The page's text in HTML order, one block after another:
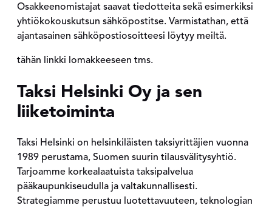
Osakkeenomistajat saavat tiedotteita sekä esimerkiksi
yhtiökokouskutsun sähköpostitse. Varmistathan, että
ajantasainen sähköpostiosoitteesi löytyy meiltä.
tähän linkki lomakkeeseen tms.
Taksi Helsinki Oy ja sen
liiketoiminta
Taksi Helsinki on helsinkiläisten taksiyrittäjien vuonna
1989 perustama, Suomen suurin tilausvälitysyhtiö.
Tarjoamme korkealaatuista taksipalvelua
pääkaupunkiseudulla ja valtakunnallisesti.
Strategiamme perustuu luotettavuuteen, teknologian